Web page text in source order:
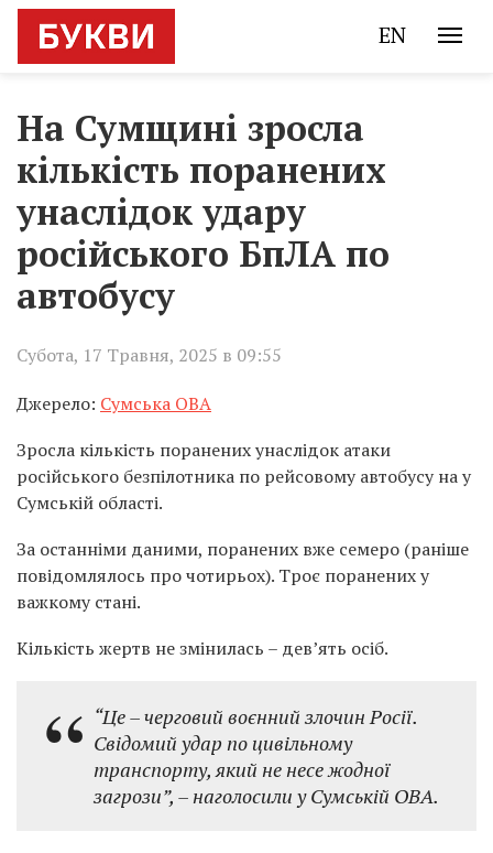
EN
На Сумщині зросла
кількість поранених
унаслідок удару
російського БпЛА по
автобусу
Субота, 17 Травня, 2025 в 09:55
Джерело: Сумська ОВА
Зросла кількість поранених унаслідок атаки
російського безпілотника по рейсовому автобусу на у
Сумській області.
За останніми даними, поранених вже семеро (раніше
повідомлялось про чотирьох). Троє поранених у
важкому стані.
Кількість жертв не змінилась – дев’ять осіб.
“Це – черговий воєнний злочин Росії.
Свідомий удар по цивільному
транспорту, який не несе жодної
загрози”, – наголосили у Сумській ОВА.